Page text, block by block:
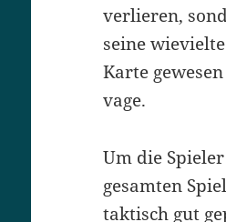
verlieren,
seine
Karte
vage.
Um die
gesamten
taktisch gut